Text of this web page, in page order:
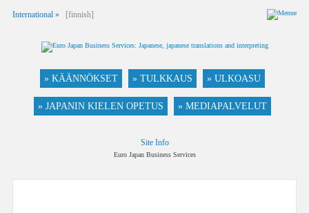
International » [finnish]
» KÄÄNNÖKSET » TULKKAUS » ULKOASU
» JAPANIN KIELEN OPETUS » MEDIAPALVELUT
Site Info
Euro Japan Business Services